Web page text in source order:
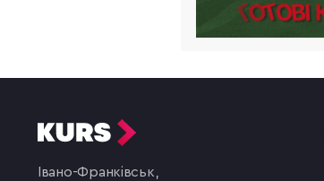
Івано-Франківськ,